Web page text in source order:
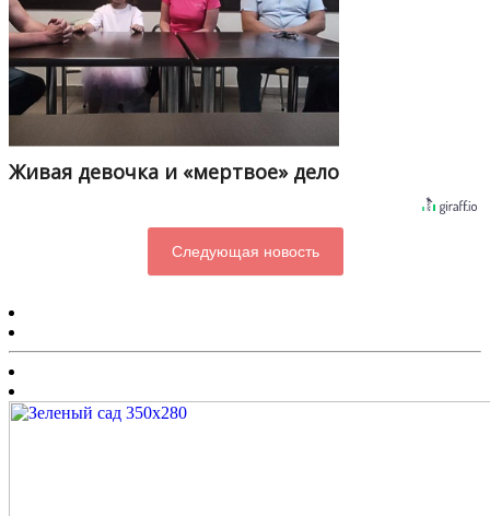
Живая девочка и «мертвое» дело
Следующая новость